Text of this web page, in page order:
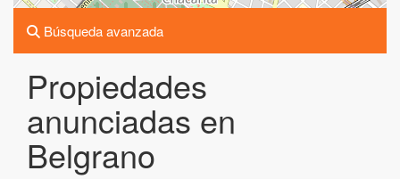
Búsqueda avanzada
Propiedades
anunciadas en
Belgrano